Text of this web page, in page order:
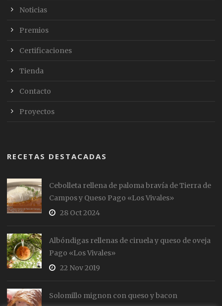
Noticias
Premios
Certificaciones
Tienda
Contacto
Proyectos
RECETAS DESTACADAS
Cebolleta rellena de paloma bravía de Tierra de
Campos y Queso Pago «Los Vivales»
28 Oct 2024
Albóndigas rellenas de ciruela y queso de oveja
Pago «Los Vivales»
22 Nov 2019
Solomillo mignon con queso y bacon